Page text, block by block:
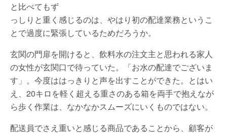
と比べてもず
っしりと重く感じるのは、やはり初の配達業務というこ
とで過度に緊張しているためだろうか。
玄関の門扉を開けると、飲料水の注文主と思われる家人
の女性が玄関口で待っていた。「お水の配達でございま
す」。今度ははっきりと声を出すことができた。とはい
え、20キロを軽く超える重さのある箱を両手で抱えなが
ら歩く作業は、なかなかスムーズにいくものではない。
配送員でさえ重いと感じる商品であることから、顧客が